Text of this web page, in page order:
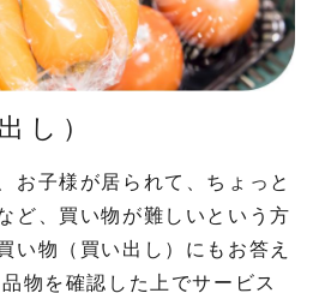
し）
お子様が居られて、ちょっと
ど、買い物が難しいという方
い物（買い出し）にもお答え
物を確認した上でサービス